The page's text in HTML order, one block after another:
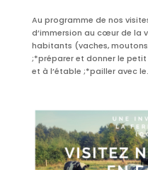
Au programme de nos
d’immersion au cœur de la
habitants (vaches,
;*préparer et donner le petit
et à l’étable ;*pailler avec